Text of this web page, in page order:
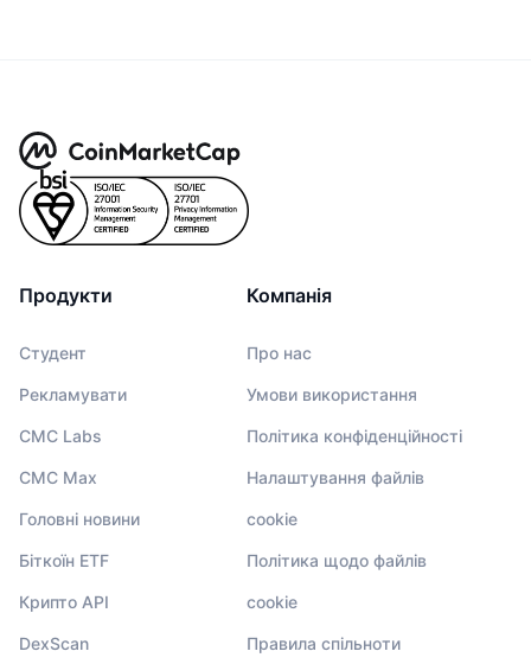
Продукти
Студент
Рекламувати
CMC Labs
CMC Max
Головні новини
Біткоїн ETF
Крипто API
DexScan
Компанія
Про нас
Умови використання
Політика конфіденційності
Налаштування файлів
cookie
Політика щодо файлів
cookie
Правила спільноти